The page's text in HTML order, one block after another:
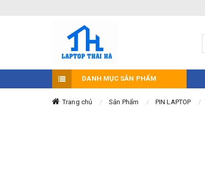
DANH MỤC SẢN PHẨM
Trang chủ Sản Phẩm PIN LAPTOP